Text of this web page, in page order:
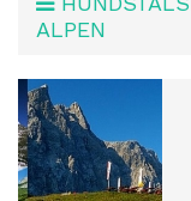
ALPEN